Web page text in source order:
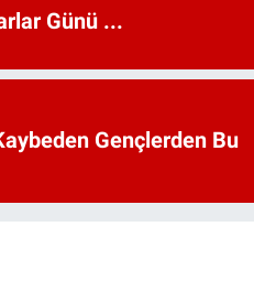
Günü ...
Gençlerden Bu